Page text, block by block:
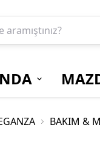
BAKIM &